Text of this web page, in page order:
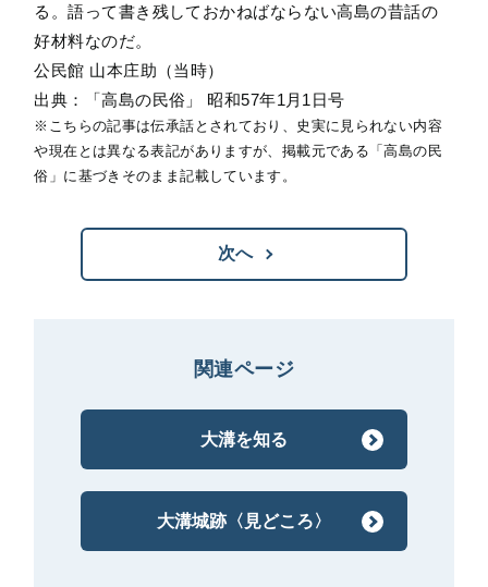
る。語って書き残しておかねばならない高島の昔話の
好材料なのだ。
公民館 山本庄助（当時）
出典：「高島の民俗」 昭和57年1月1日号
※こちらの記事は伝承話とされており、史実に見られない内容
や現在とは異なる表記がありますが、掲載元である「高島の民
俗」に基づきそのまま記載しています。
次へ
関連ページ
大溝を知る
大溝城跡〈見どころ〉